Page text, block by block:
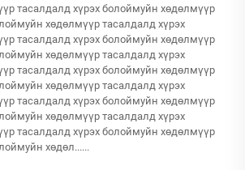
тасалдалд хүрэх болоймуйн хөдөлмүүр
хөдөлмүүр тасалдалд хүрэх
тасалдалд хүрэх болоймуйн хөдөлмүүр
хөдөлмүүр тасалдалд хүрэх
тасалдалд хүрэх болоймуйн хөдөлмүүр
хөдөлмүүр тасалдалд хүрэх
тасалдалд хүрэх болоймуйн хөдөлмүүр
хөдөлмүүр тасалдалд хүрэх
тасалдалд хүрэх болоймуйн хөдөлмүүр
хөдөл......